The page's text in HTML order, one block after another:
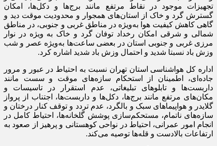
تجهیزات موجود در نقاط مرتفع مانند برج‌ها و دکل‌ها، امکان
گسترش گرد و خاک از استان‌های همجوار و محدودیت موقت دید و
گاهی کاهش کیفیت هوا به‌ویژه در مناطق غربی و جنوبی، در مناطق
شمالی و شرقی امکان رخداد توفان گرد و خاک به ویژه در نوار
مرزی غربی و جنوبی استان در بعضی ساعت‌ها به‌ویژه عصر و شب
وزش باد نسبتا شدید و احتمال وزش باد شدید اشاره کرد.
اداره کل هواشناسی استان تهران نسبت به احتیاط در عبور و مرور
جاده‌ای، اطمینان از استحکام سازه‌های موقت و سست مانند
داربست‌ها و تابلو‌های تبلیغاتی، عدم استقرار در تاسیسات و
مکان‌های مرتفع مانند برج‌ها، دکل‌ها و داربست‌ها، اجتناب از پرواز
گلایدر و هواپیما‌های سبک و بالگرد، عدم تردد و توقف کنار درختان و
سازه‌های ناتمام، مستحکم‌سازی پوشش گلخانه‌ها، احتیاط کامل در
انجام امور عمرانی، احتیاط در نواحی کوهستانی و پرهیز از صعود به
ارتفاعات بالادست و قله‌ها توصیه می‌کند.